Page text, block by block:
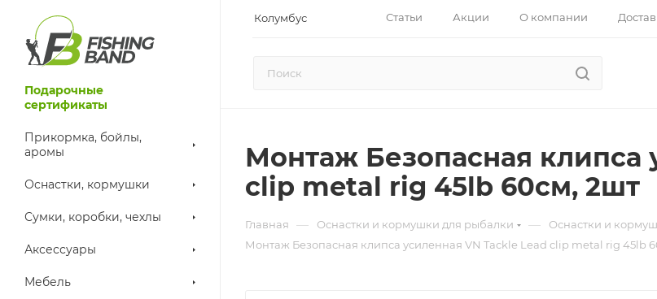
Колумбус Статьи Акции О компании
Подарочные
сертификаты
Прикормка, бойлы,
аромы
Оснастки, кормушки
Сумки, коробки, чехлы
Аксессуары
Мебель
Монтаж Безопасная клипса
clip metal rig 45lb 60см, 2шт
Главная — Оснастки и кормушки для рыбалки — Оснастки и
Монтаж Безопасная клипса усиленная VN Tackle Lead clip metal rig 45lb